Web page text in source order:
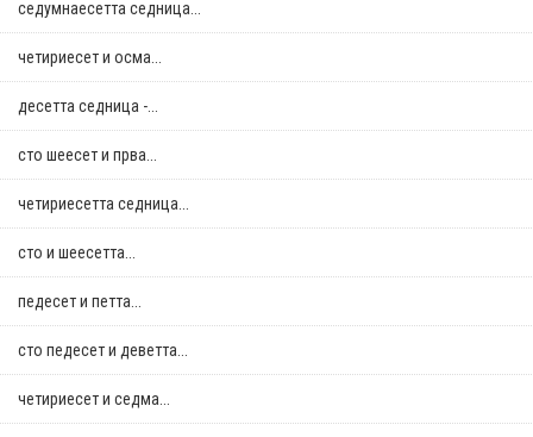
седумнаесетта седница...
четириесет и осма...
десетта седница -...
сто шеесет и прва...
четириесетта седница...
сто и шеесетта...
педесет и петта...
сто педесет и деветта...
четириесет и седма...